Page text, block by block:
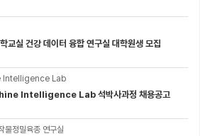
교실 건강 데이터 융합 연구실 대학원생 모집
Intelligence Lab
Intelligence Lab 석박사과정 채용공고
물정밀육종 연구실